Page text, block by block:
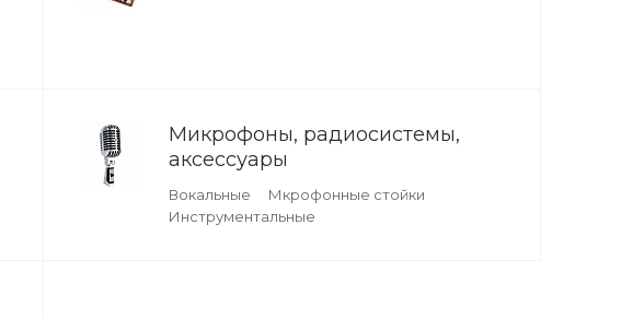
Микрофоны, радиосистемы,
аксессуары
Вокальные
Мкрофонные стойки
Инструментальные